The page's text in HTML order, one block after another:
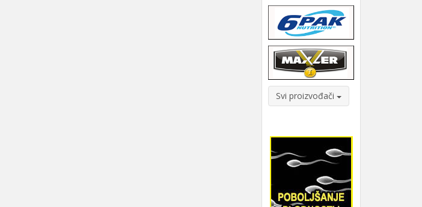
Svi proizvođači